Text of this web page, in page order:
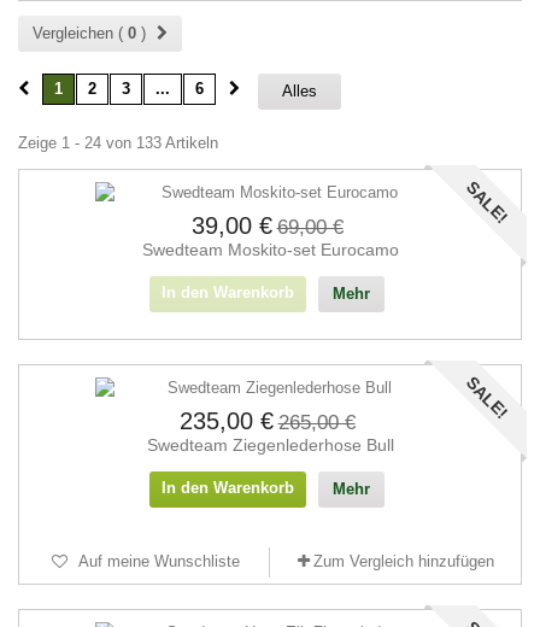
Vergleichen ( 0 )
Alles
1 2 3 ... 6
Zeige 1 - 24 von 133 Artikeln
SALE!
39,00 € 69,00 €
Swedteam Moskito-set Eurocamo
In den Warenkorb Mehr
SALE!
235,00 € 265,00 €
Swedteam Ziegenlederhose Bull
In den Warenkorb Mehr
Auf meine Wunschliste Zum Vergleich hinzufügen